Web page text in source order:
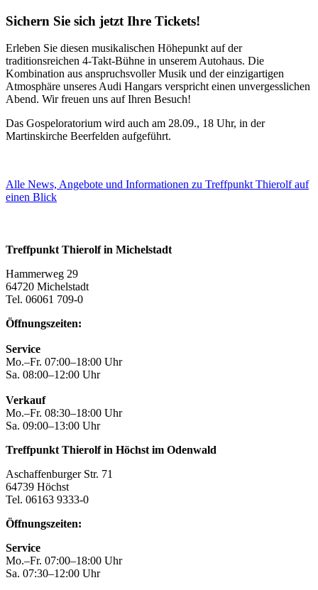
Sichern Sie sich jetzt Ihre Tickets!
Erleben Sie diesen musikalischen Höhepunkt auf der
traditionsreichen 4-Takt-Bühne in unserem Autohaus. Die
Kombination aus anspruchsvoller Musik und der einzigartigen
Atmosphäre unseres Audi Hangars verspricht einen unvergesslichen
Abend. Wir freuen uns auf Ihren Besuch!
Das Gospeloratorium wird auch am 28.09., 18 Uhr, in der
Martinskirche Beerfelden aufgeführt.
Alle News, Angebote und Informationen zu Treffpunkt Thierolf auf
einen Blick
Treffpunkt Thierolf in Michelstadt
Hammerweg 29
64720 Michelstadt
Tel. 06061 709-0
Öffnungszeiten:
Service
Mo.–Fr. 07:00–18:00 Uhr
Sa. 08:00–12:00 Uhr
Verkauf
Mo.–Fr. 08:30–18:00 Uhr
Sa. 09:00–13:00 Uhr
Treffpunkt Thierolf in Höchst im Odenwald
Aschaffenburger Str. 71
64739 Höchst
Tel. 06163 9333-0
Öffnungszeiten:
Service
Mo.–Fr. 07:00–18:00 Uhr
Sa. 07:30–12:00 Uhr